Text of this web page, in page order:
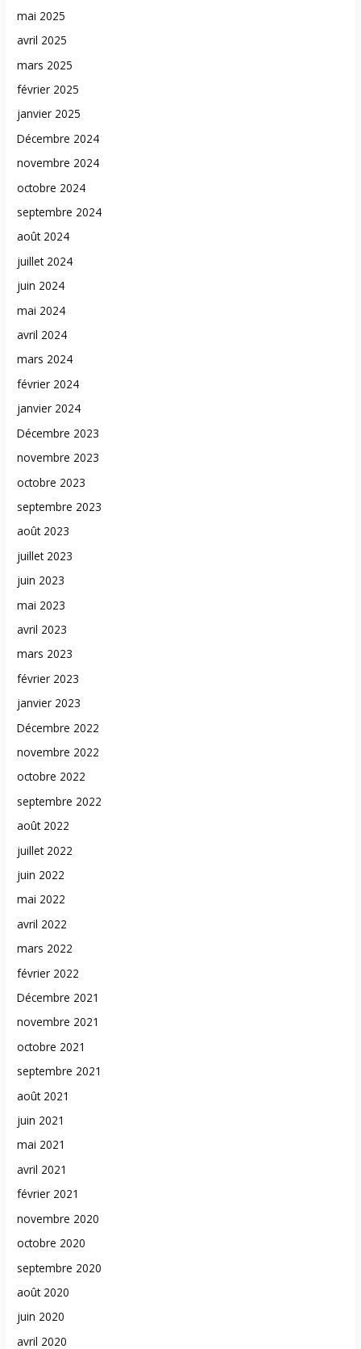
mai 2025
avril 2025
mars 2025
février 2025
janvier 2025
Décembre 2024
novembre 2024
octobre 2024
septembre 2024
août 2024
juillet 2024
juin 2024
mai 2024
avril 2024
mars 2024
février 2024
janvier 2024
Décembre 2023
novembre 2023
octobre 2023
septembre 2023
août 2023
juillet 2023
juin 2023
mai 2023
avril 2023
mars 2023
février 2023
janvier 2023
Décembre 2022
novembre 2022
octobre 2022
septembre 2022
août 2022
juillet 2022
juin 2022
mai 2022
avril 2022
mars 2022
février 2022
Décembre 2021
novembre 2021
octobre 2021
septembre 2021
août 2021
juin 2021
mai 2021
avril 2021
février 2021
novembre 2020
octobre 2020
septembre 2020
août 2020
juin 2020
avril 2020